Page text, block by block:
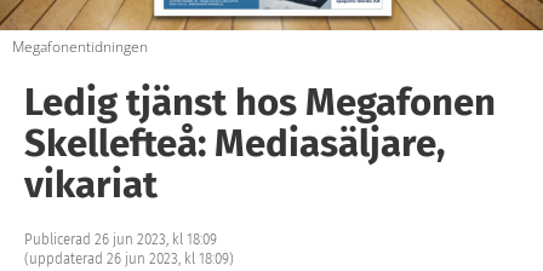
Megafonentidningen
Ledig tjänst hos Megafonen
Skellefteå: Mediasäljare,
vikariat
Publicerad 26 jun 2023, kl 18:09
(uppdaterad 26 jun 2023, kl 18:09)